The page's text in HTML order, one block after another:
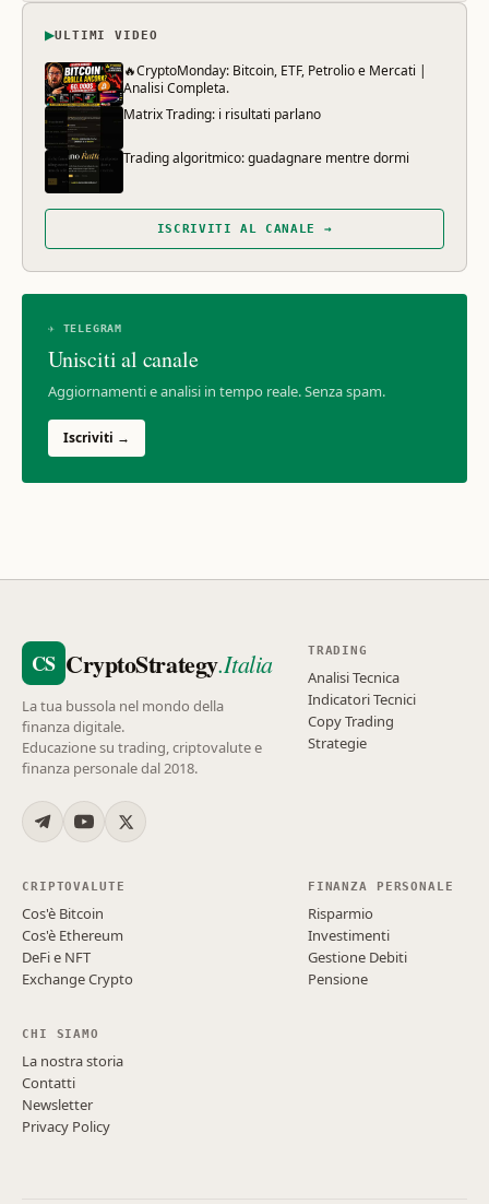
▶ULTIMI VIDEO
🔥CryptoMonday: Bitcoin, ETF, Petrolio e Mercati |
Analisi Completa.
Matrix Trading: i risultati parlano
Trading algoritmico: guadagnare mentre dormi
ISCRIVITI AL CANALE →
✈ TELEGRAM
Unisciti al canale
Aggiornamenti e analisi in tempo reale. Senza spam.
Iscriviti →
CS CryptoStrategy.Italia
La tua bussola nel mondo della
finanza digitale.
Educazione su trading, criptovalute e
finanza personale dal 2018.
TRADING
Analisi Tecnica
Indicatori Tecnici
Copy Trading
Strategie
CRIPTOVALUTE
Cos'è Bitcoin
Cos'è Ethereum
DeFi e NFT
Exchange Crypto
FINANZA PERSONALE
Risparmio
Investimenti
Gestione Debiti
Pensione
CHI SIAMO
La nostra storia
Contatti
Newsletter
Privacy Policy